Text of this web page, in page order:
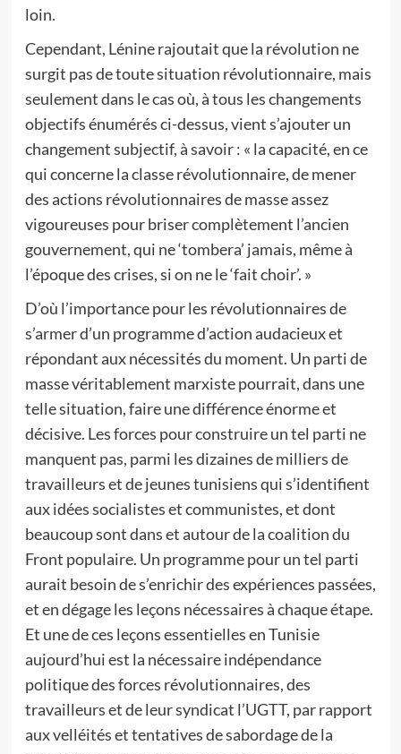
loin.
Cependant, Lénine rajoutait que la révolution ne
surgit pas de toute situation révolutionnaire, mais
seulement dans le cas où, à tous les changements
objectifs énumérés ci-dessus, vient s’ajouter un
changement subjectif, à savoir : « la capacité, en ce
qui concerne la classe révolutionnaire, de mener
des actions révolutionnaires de masse assez
vigoureuses pour briser complètement l’ancien
gouvernement, qui ne ‘tombera’ jamais, même à
l’époque des crises, si on ne le ‘fait choir’. »
D’où l’importance pour les révolutionnaires de
s’armer d’un programme d’action audacieux et
répondant aux nécessités du moment. Un parti de
masse véritablement marxiste pourrait, dans une
telle situation, faire une différence énorme et
décisive. Les forces pour construire un tel parti ne
manquent pas, parmi les dizaines de milliers de
travailleurs et de jeunes tunisiens qui s’identifient
aux idées socialistes et communistes, et dont
beaucoup sont dans et autour de la coalition du
Front populaire. Un programme pour un tel parti
aurait besoin de s’enrichir des expériences passées,
et en dégage les leçons nécessaires à chaque étape.
Et une de ces leçons essentielles en Tunisie
aujourd’hui est la nécessaire indépendance
politique des forces révolutionnaires, des
travailleurs et de leur syndicat l’UGTT, par rapport
aux velléités et tentatives de sabordage de la